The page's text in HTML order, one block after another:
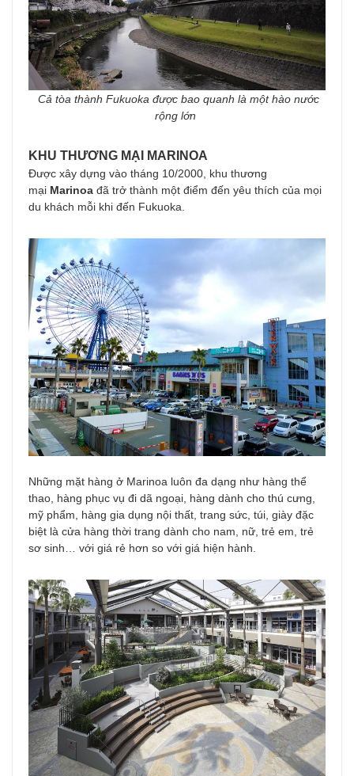
Cả tòa thành Fukuoka được bao quanh là một hào nước
rộng lớn
KHU THƯƠNG MẠI MARINOA
Được xây dựng vào tháng 10/2000, khu thương
mại Marinoa đã trở thành một điểm đến yêu thích của mọi
du khách mỗi khi đến Fukuoka.
Những mặt hàng ở Marinoa luôn đa dạng như hàng thể
thao, hàng phục vụ đi dã ngoại, hàng dành cho thú cưng,
mỹ phẩm, hàng gia dụng nội thất, trang sức, túi, giày đặc
biệt là cửa hàng thời trang dành cho nam, nữ, trẻ em, trẻ
sơ sinh… với giá rẻ hơn so với giá hiện hành.